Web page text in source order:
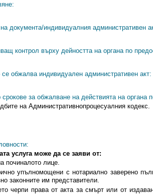
документа/индивидуалния административен
контрол върху дейността на органа по
обжалва индивидуален административен акт:
за обжалване на действията на органа
на Административнопроцесуалния кодекс.
услуга може да се заяви от:
починалото лице.
упълномощени с нотариално заверено
законните им представители.
черпи права от акта за смърт или от